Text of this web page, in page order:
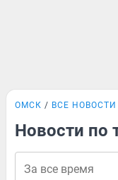
ОМСК ВСЕ НОВОСТИ
Новости по